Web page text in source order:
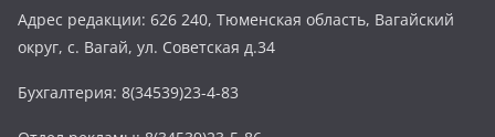
Адрес редакции: 626 240, Тюменская область, Вагайский
округ, с. Вагай, ул. Советская д.34
Бухгалтерия: 8(34539)23-4-83